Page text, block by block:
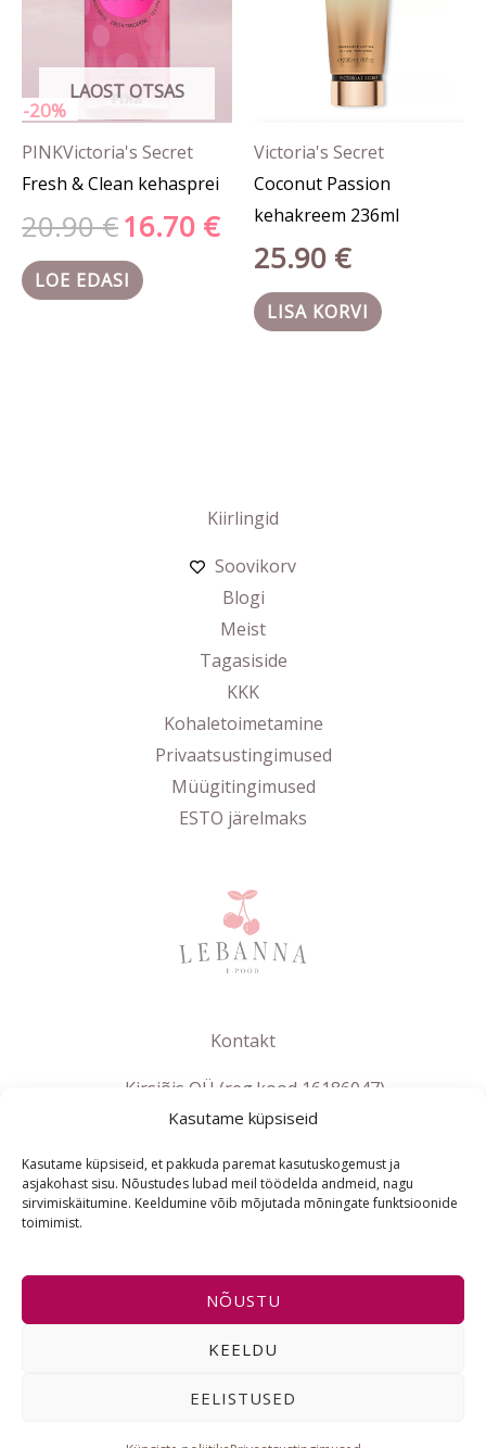
Kasutame küpsiseid
Kasutame küpsiseid, et pakkuda paremat kasutuskogemust ja
asjakohast sisu. Nõustudes lubad meil töödelda andmeid, nagu
sirvimiskäitumine. Keeldumine võib mõjutada mõningate funktsioonide
toimimist.
NÕUSTU
KEELDU
EELISTUSED
-20%
LAOST OTSAS
PINKVictoria's Secret
Fresh & Clean kehasprei
20.90€16.70 €
LOE EDASI
Victoria's Secret
Coconut Passion
kehakreem 236ml
25.90 €
LISA KORVI
Kontakt
Kirsiõis OÜ (reg.kood 16186047)
info@lebanna.ee
KMKR EE102658392
Kiirlingid
Soovikorv
Blogi
Meist
Tagasiside
KKK
Kohaletoimetamine
Privaatsustingimused
Müügitingimused
ESTO järelmaks
ET
Copyright © 2021-2026 Lebanna e-pood | Powered by
F